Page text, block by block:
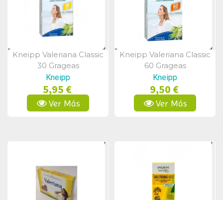
Vista Rápida
Kneipp Valeriana Classic
30 Grageas
Kneipp
5,95 €
Ver Más
Vista Rápida
Kneipp Valeriana Classic
60 Grageas
Kneipp
9,50 €
Ver Más